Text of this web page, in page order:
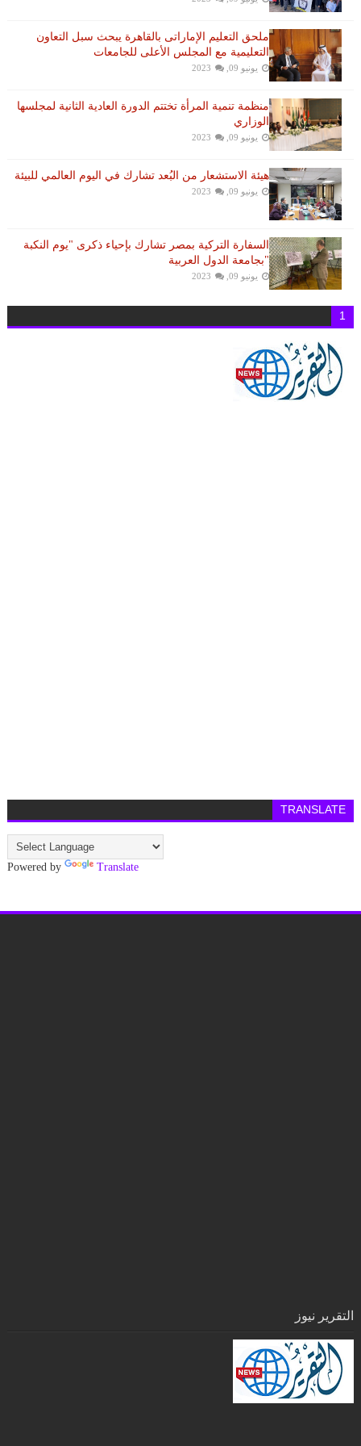
ملحق التعليم الإماراتى بالقاهرة يبحث سبل التعاون
التعليمية مع المجلس الأعلى للجامعات
يونيو 09, 2023
منظمة تنمية المرأة تختتم الدورة العادية الثانية لمجلسها
الوزاري
يونيو 09, 2023
هيئة الاستشعار من البُعد تشارك في اليوم العالمي للبيئة
يونيو 09, 2023
السفارة التركية بمصر تشارك بإحياء ذكرى "يوم النكبة
"بجامعة الدول العربية
يونيو 09, 2023
1
TRANSLATE
Powered by Translate
التقرير نيوز